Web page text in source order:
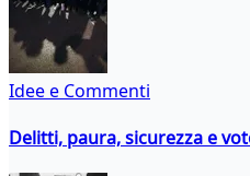
Idee e Commenti
Delitti, paura, sicurezza e